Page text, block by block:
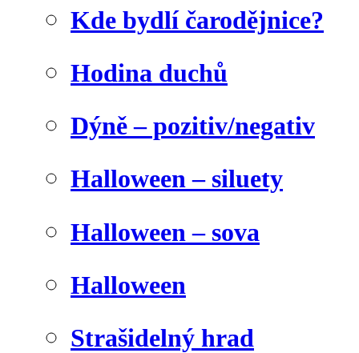
Kde bydlí čarodějnice?
Hodina duchů
Dýně – pozitiv/negativ
Halloween – siluety
Halloween – sova
Halloween
Strašidelný hrad